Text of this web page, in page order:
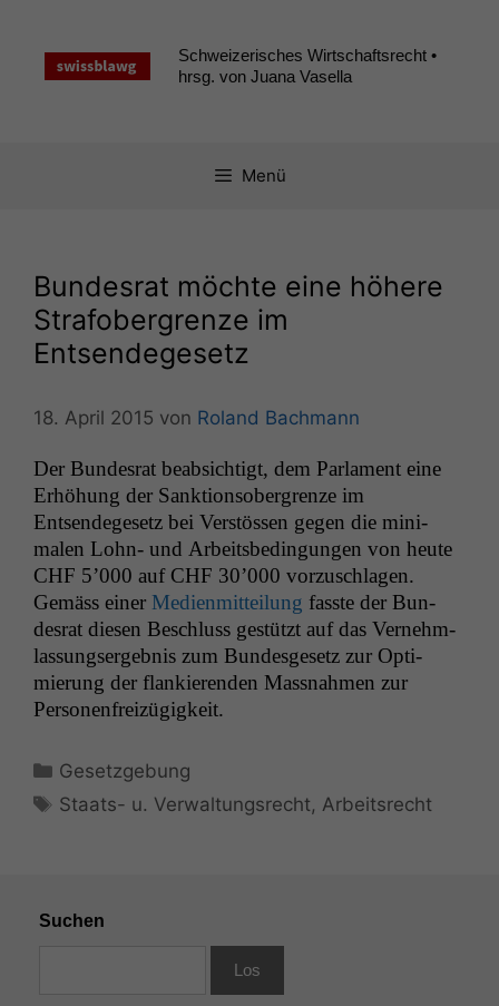
springen
Schweizerisches Wirtschaftsrecht •
hrsg. von Juana Vasella
Menü
Bundesrat möchte eine höhere
Strafobergrenze im
Entsendegesetz
18. April 2015 von Roland Bachmann
Der Bun­desrat beab­sichtigt, dem Par­la­ment eine
Erhöhung der Sank­tion­sober­gren­ze im
Entsendege­setz bei Ver­stössen gegen die min­i­
malen Lohn- und Arbeits­be­din­gun­gen von heute
CHF 5’000 auf CHF 30’000 vorzuschla­gen.
Gemäss ein­er Medi­en­mit­teilung fasste der Bun­
desrat diesen Beschluss gestützt auf das Vernehm­
las­sungsergeb­nis zum Bun­des­ge­setz zur Opti­
mierung der flankieren­den Mass­nah­men zur
Personenfreizügigkeit.
Kategorien
Gesetzgebung
Schlagwörter
Staats- u. Verwaltungsrecht, Arbeitsrecht
Suchen